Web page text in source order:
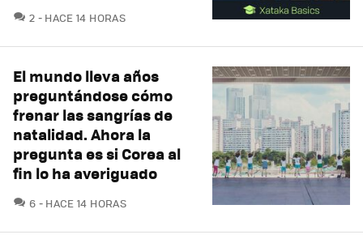
2 COMENTARIOS
HACE 14 HORAS
El mundo lleva años
preguntándose cómo
frenar las sangrías de
natalidad. Ahora la
pregunta es si Corea al
fin lo ha averiguado
6 COMENTARIOS
HACE 14 HORAS